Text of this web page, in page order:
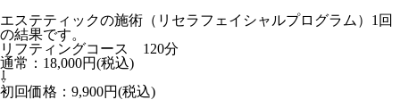
エステティックの施術（リセラフェイシャルプログラム）1回
の結果です。
リフティングコース 120分
通常：18,000円(税込)
⇩
初回価格：9,900円(税込)